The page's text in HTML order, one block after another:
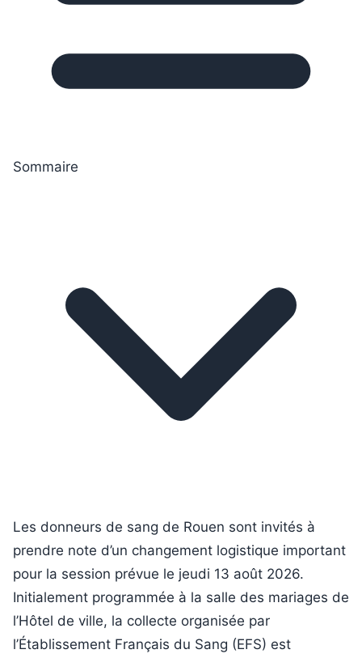
Sommaire
Les donneurs de sang de Rouen sont invités à
prendre note d’un changement logistique important
pour la session prévue le jeudi 13 août 2026.
Initialement programmée à la salle des mariages de
l’Hôtel de ville, la collecte organisée par
l’Établissement Français du Sang (EFS) est